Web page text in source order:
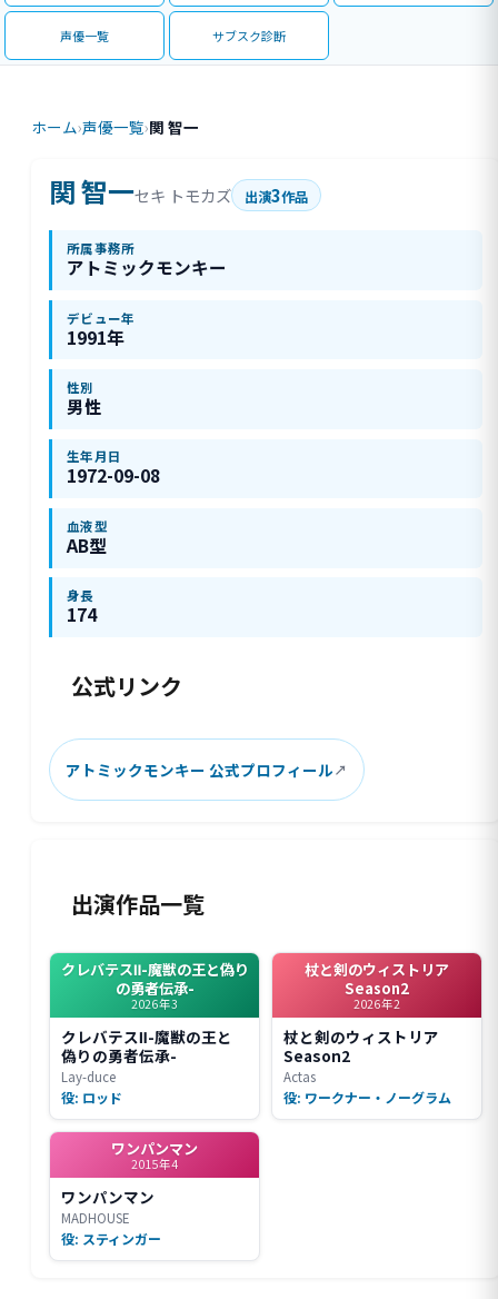
声優一覧 サブスク診断
ホーム›声優一覧›関 智一
関 智一セキ トモカズ 出演3作品
所属事務所
アトミックモンキー
デビュー年
1991年
性別
男性
生年月日
1972-09-08
血液型
AB型
身長
174
公式リンク
アトミックモンキー 公式プロフィール
出演作品一覧
クレバテスⅡ-魔獣の王と偽り
の勇者伝承-
2026年3
クレバテスⅡ-魔獣の王と
偽りの勇者伝承-
Lay-duce
役: ロッド
杖と剣のウィストリア
Season2
2026年2
杖と剣のウィストリア
Season2
Actas
役: ワークナー・ノーグラム
ワンパンマン
2015年4
ワンパンマン
MADHOUSE
役: スティンガー